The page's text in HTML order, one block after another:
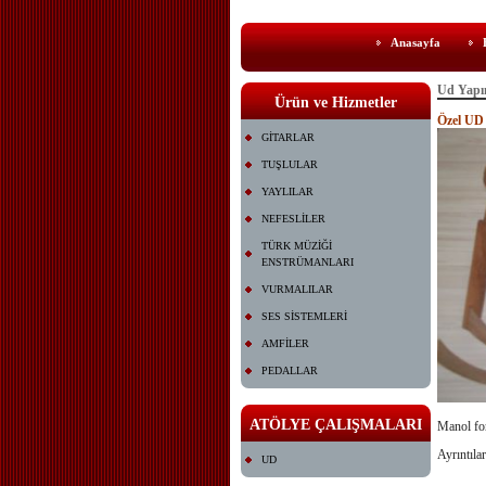
Anasayfa
Ürün ve Hizmetler
GİTARLAR
TUŞLULAR
YAYLILAR
NEFESLİLER
TÜRK MÜZİĞİ
ENSTRÜMANLARI
VURMALILAR
SES SİSTEMLERİ
AMFİLER
PEDALLAR
ATÖLYE ÇALIŞMALARI
UD
Ud
Özel UD
Manol